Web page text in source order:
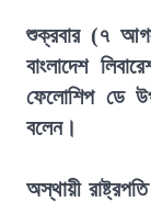
শুক্রবার (৭
বাংলাদেশ
ফেলোশিপ ডে
বলেন।
অস্থায়ী